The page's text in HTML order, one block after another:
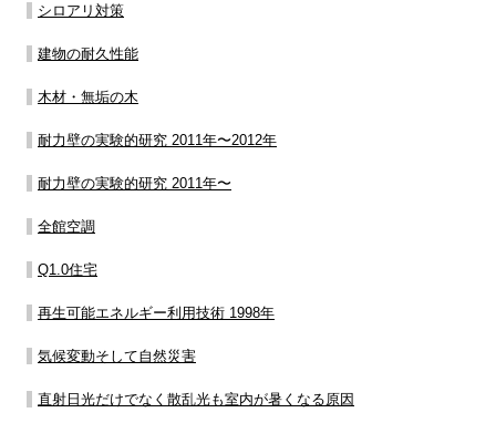
シロアリ対策
建物の耐久性能
木材・無垢の木
耐力壁の実験的研究 2011年〜2012年
耐力壁の実験的研究 2011年〜
全館空調
Q1.0住宅
再生可能エネルギー利用技術 1998年
気候変動そして自然災害
直射日光だけでなく散乱光も室内が暑くなる原因